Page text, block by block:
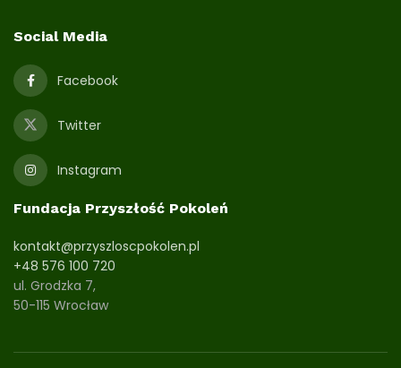
Social Media
Facebook
Twitter
Instagram
Fundacja Przyszłość Pokoleń
kontakt@przyszloscpokolen.pl
+48 576 100 720
ul. Grodzka 7,
50-115 Wrocław